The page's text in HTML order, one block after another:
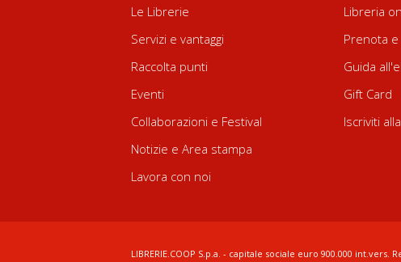
Le Librerie
Servizi e vantaggi
Raccolta punti
Eventi
Collaborazioni e Festival
Notizie e Area stampa
Lavora con noi
Libreria
Prenota
Guida
Gift Card
Iscriviti
LIBRERIE.COOP S.p.a. - capitale sociale euro 900.000 int.vers.